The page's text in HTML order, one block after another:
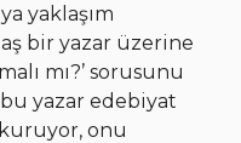
yaklaşım
bir yazar üzerine
mı?’ sorusunu
yazar edebiyat
onu